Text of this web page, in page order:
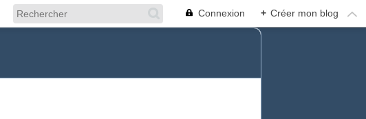
Connexion + Créer mon blog